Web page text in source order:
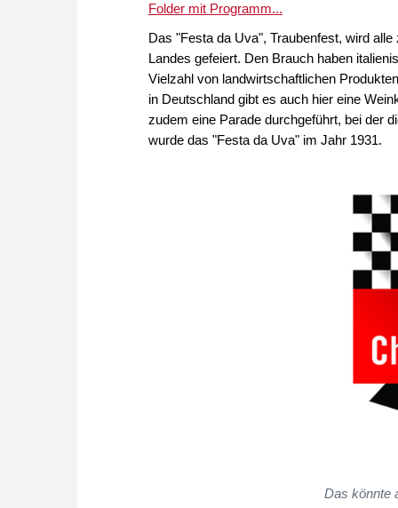
Folder mit Programm...
Das "Festa da Uva", Traubenfest, wird
Landes gefeiert. Den Brauch haben
Vielzahl von landwirtschaftlichen
in Deutschland gibt es auch hier eine
zudem eine Parade durchgeführt, bei der
wurde das "Festa da Uva" im Jahr 1931.
Das könnte